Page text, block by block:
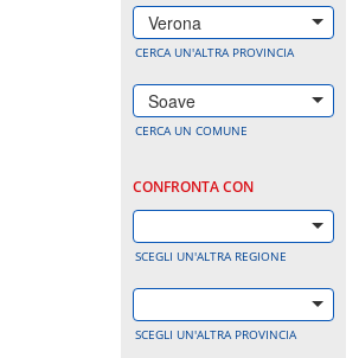
Verona
CERCA UN'ALTRA PROVINCIA
Soave
CERCA UN COMUNE
CONFRONTA CON
SCEGLI UN'ALTRA REGIONE
SCEGLI UN'ALTRA PROVINCIA